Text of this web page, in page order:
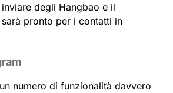
degli Hangbao e il
pronto per i contatti in
numero di funzionalità davvero